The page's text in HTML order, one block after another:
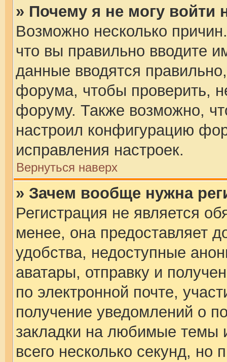
» Почему я не могу войти
Возможно несколько
что вы правильно вводите
данные вводятся
форума, чтобы проверить,
форуму. Также возможно,
настроил конфигурацию
исправления настроек.
Вернуться наверх
» Зачем вообще нужна
Регистрация не является
менее, она предоставляет
удобства, недоступные
аватары, отправку и
по электронной почте,
получение уведомлений о
закладки на любимые темы
всего несколько секунд, но